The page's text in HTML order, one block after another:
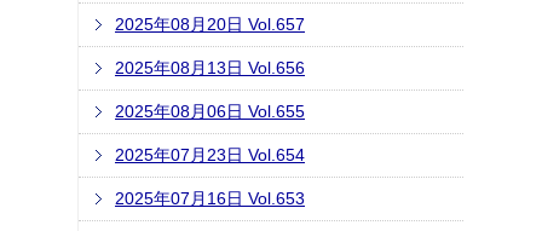
2025年08月20日 Vol.657
2025年08月13日 Vol.656
2025年08月06日 Vol.655
2025年07月23日 Vol.654
2025年07月16日 Vol.653